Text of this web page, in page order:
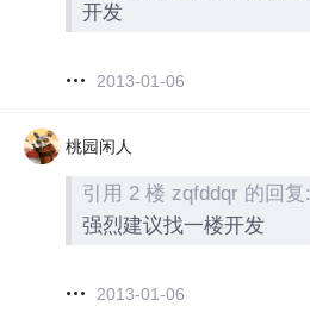
开发
2013-01-06
桃园闲人
引用 2 楼 zqfddqr 的回复:
强烈建议找一楼开发
2013-01-06